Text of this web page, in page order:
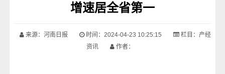
增速居全省第一
来源：河南日报 时间：2024-04-23 10:25:15 栏目：
产经
资讯
作者：